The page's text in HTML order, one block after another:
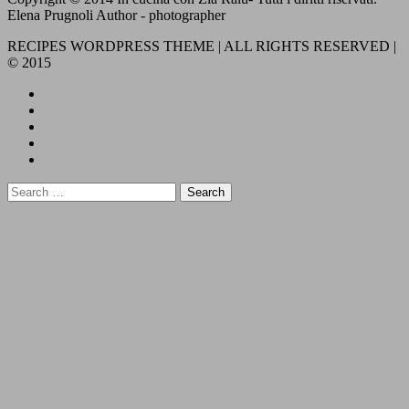
Elena Prugnoli Author - photographer
RECIPES WORDPRESS THEME | ALL RIGHTS RESERVED |
© 2015